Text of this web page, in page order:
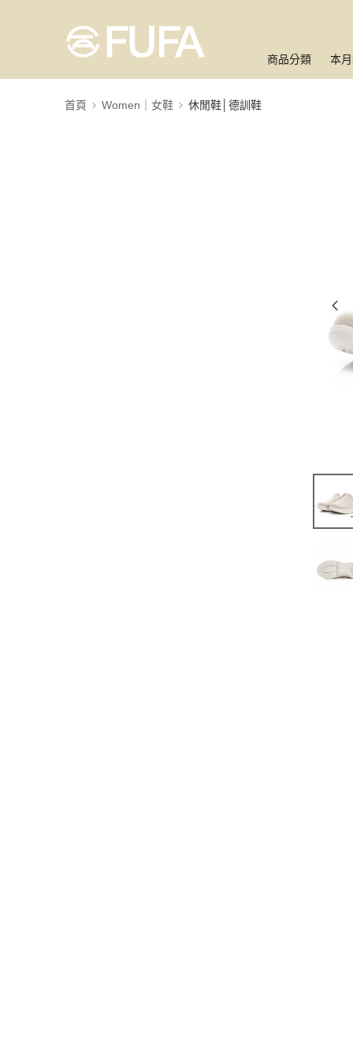
商品分類 本
首頁 Women｜女鞋 休閒鞋│德訓鞋